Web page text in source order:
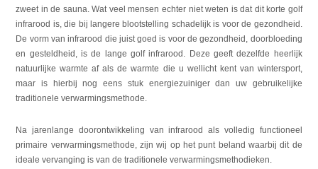
zweet in de sauna. Wat veel mensen echter niet weten is dat dit korte golf
infrarood is, die bij langere blootstelling schadelijk is voor de gezondheid.
De vorm van infrarood die juist goed is voor de gezondheid, doorbloeding
en gesteldheid, is de lange golf infrarood. Deze geeft dezelfde heerlijk
natuurlijke warmte af als de warmte die u wellicht kent van wintersport,
maar is hierbij nog eens stuk energiezuiniger dan uw gebruikelijke
traditionele verwarmingsmethode.
Na jarenlange doorontwikkeling van infrarood als volledig functioneel
primaire verwarmingsmethode, zijn wij op het punt beland waarbij dit de
ideale vervanging is van de traditionele verwarmingsmethodieken.